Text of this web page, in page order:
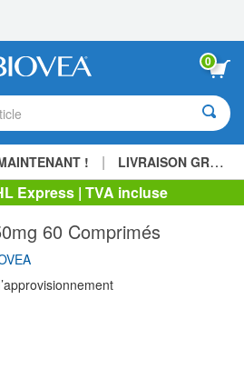
0
! | LIVRAISON GRATUITE
Express | TVA incluse
60 Comprimés